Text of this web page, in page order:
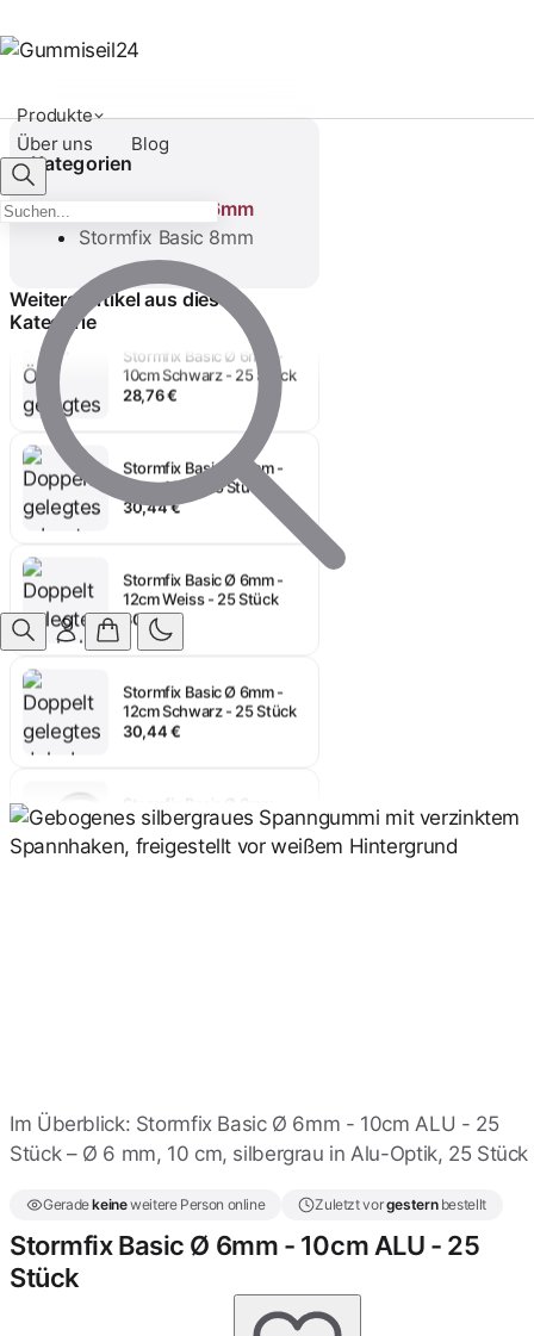
Produkte
Über uns
Blog
Anmelden
Kategorien
Stormfix Basic 6mm
Stormfix Basic 8mm
Weitere Artikel aus dieser
Kategorie
Stormfix Basic Ø 6mm -
10cm Weiss - 25 Stück
28,76 €
Stormfix Basic Ø 6mm -
10cm Schwarz - 25 Stück
28,76 €
Stormfix Basic Ø 6mm -
12cm ALU - 25 Stück
12cm Weiss - 25 Stück
30,44 €
12cm Schwarz - 25 Stück
30,44 €
14cm ALU - 25 Stück
30,87 €
Stormfix Basic Ø 6mm -
12cm ALU - 25 Stück
30,44 €
Stormfix Basic Ø 6mm -
12cm Weiss - 25 Stück
Im Überblick: Stormfix Basic Ø 6mm - 10cm ALU - 25
Stück – Ø 6 mm, 10 cm, silbergrau in Alu-Optik, 25 Stück
Geradekeineweitere Person online Zuletzt vorgesternbestellt
Stormfix Basic Ø 6mm - 10cm ALU - 25
Stück